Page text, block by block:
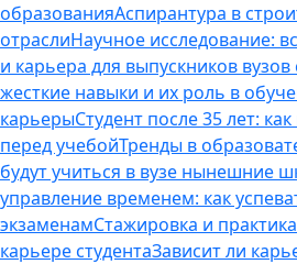
образованияАспирантура в
отраслиНаучное исследование:
и карьера для выпускников
жесткие навыки и их роль в
карьерыСтудент после 35 лет:
перед учебойТренды в
будут учиться в вузе нынешние
управление временем: как
экзаменамСтажировка и
карьере студентаЗависит ли